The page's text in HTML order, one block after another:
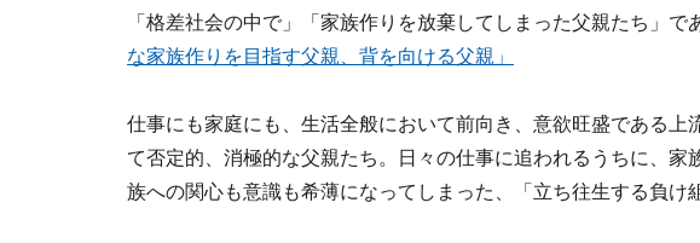
「格差社会の中で」「家族作りを放棄してしまった父親たち」
な家族作りを目指す父親、背を向ける父親」
仕事にも家庭にも、生活全般において前向き、意欲旺盛である上
て否定的、消極的な父親たち。日々の仕事に追われるうちに、家
族への関心も意識も希薄になってしまった、「立ち往生する負け